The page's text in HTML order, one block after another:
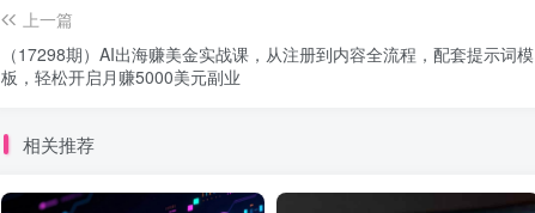
上一篇
（17298期）AI出海赚美金实战课，从注册到内容全流程，配套提示词模
板，轻松开启月赚5000美元副业
相关推荐